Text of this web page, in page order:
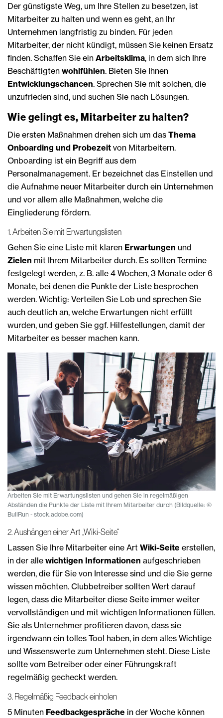
Der günstigste Weg, um Ihre Stellen zu besetzen, ist
Mitarbeiter zu halten und wenn es geht, an Ihr
Unternehmen langfristig zu binden. Für jeden
Mitarbeiter, der nicht kündigt, müssen Sie keinen Ersatz
finden. Schaffen Sie ein Arbeitsklima, in dem sich Ihre
Beschäftigten wohlfühlen. Bieten Sie Ihnen
Entwicklungschancen. Sprechen Sie mit solchen, die
unzufrieden sind, und suchen Sie nach Lösungen.
Wie gelingt es, Mitarbeiter zu halten?
Die ersten Maßnahmen drehen sich um das Thema
Onboarding und Probezeit von Mitarbeitern.
Onboarding ist ein Begriff aus dem
Personalmanagement. Er bezeichnet das Einstellen und
die Aufnahme neuer Mitarbeiter durch ein Unternehmen
und vor allem alle Maßnahmen, welche die
Eingliederung fördern.
1. Arbeiten Sie mit Erwartungslisten
Gehen Sie eine Liste mit klaren Erwartungen und
Zielen mit Ihrem Mitarbeiter durch. Es sollten Termine
festgelegt werden, z. B. alle 4 Wochen, 3 Monate oder 6
Monate, bei denen die Punkte der Liste besprochen
werden. Wichtig: Verteilen Sie Lob und sprechen Sie
auch deutlich an, welche Erwartungen nicht erfüllt
wurden, und geben Sie ggf. Hilfestellungen, damit der
Mitarbeiter es besser machen kann.
Arbeiten Sie mit Erwartungslisten und gehen Sie in regelmäßigen
Abständen die Punkte der Liste mit Ihrem Mitarbeiter durch (Bildquelle: ©
BullRun - stock.adobe.com)
2. Aushängen einer Art „Wiki-Seite“
Lassen Sie Ihre Mitarbeiter eine Art Wiki-Seite erstellen,
in der alle wichtigen Informationen aufgeschrieben
werden, die für Sie von Interesse sind und die Sie gerne
wissen möchten. Clubbetreiber sollten Wert darauf
legen, dass die Mitarbeiter diese Seite immer weiter
vervollständigen und mit wichtigen Informationen füllen.
Sie als Unternehmer profitieren davon, dass sie
irgendwann ein tolles Tool haben, in dem alles Wichtige
und Wissenswerte zum Unternehmen steht. Diese Liste
sollte vom Betreiber oder einer Führungskraft
regelmäßig gecheckt werden.
3. Regelmäßig Feedback einholen
5 Minuten Feedbackgespräche in der Woche können